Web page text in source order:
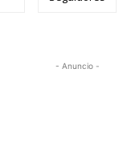
- Anuncio -